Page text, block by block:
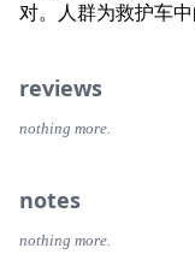
对。人群为救护车
reviews
nothing more.
notes
nothing more.